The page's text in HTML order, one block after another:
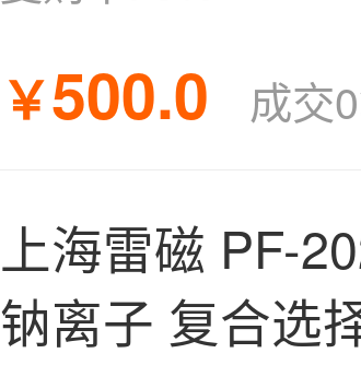
￥500.0 成交
上海雷磁 PF-
钠离子 复合选